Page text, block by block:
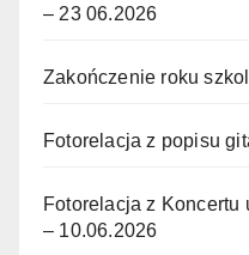
– 23 06.2026
Zakończenie roku
Fotorelacja z popisu
Fotorelacja z Koncertu
– 10.06.2026